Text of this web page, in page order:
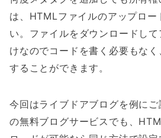
は、HTMLファイルのアップロー
い。ファイルをダウンロードし
けなのでコードを書く必要もな
することができます。
今回はライブドアブログを例に
の無料ブログサービスでも、